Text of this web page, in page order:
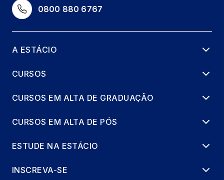
0800 880 6767
A ESTÁCIO
CURSOS
CURSOS EM ALTA DE GRADUAÇÃO
CURSOS EM ALTA DE PÓS
ESTUDE NA ESTÁCIO
INSCREVA-SE